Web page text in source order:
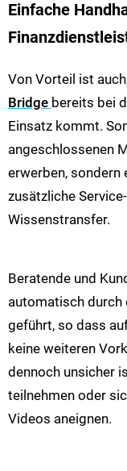
Einfache
Von Vorteil ist
Bridge bereits bei
Einsatz kommt.
angeschlossenen
erwerben, sondern
zusätzliche
Wissenstransfer.
Beratende und
automatisch durch
geführt, so dass
keine weiteren
dennoch unsicher
teilnehmen oder
Videos aneignen.